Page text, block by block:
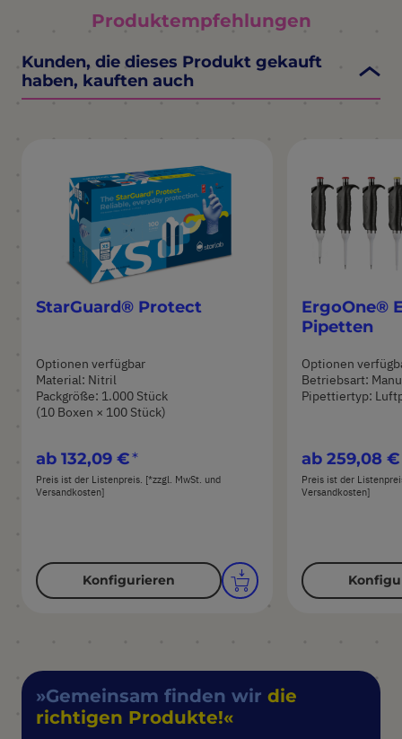
Produktempfehlungen
Kunden, die dieses Produkt gekauft
haben, kauften auch
StarGuard® Protect
Optionen verfügbar
Material: Nitril
Packgröße: 1.000 Stück
(10 Boxen × 100 Stück)
ab 132,09 €
Preis ist der Listenpreis. [*zzgl. MwSt. und
Versandkosten]
Konfigurieren
ErgoOne®
Pipetten
Optionen
Betriebsart:
Pipettiertyp:
ab 259,08 €
Preis ist der
Versandkosten]
Gemeinsam finden wir die
richtigen Produkte!